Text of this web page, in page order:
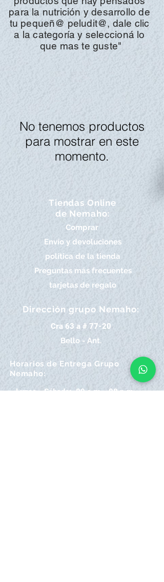
para la nutrición y desarrollo de
tu pequeñ@ peludit@, dale clic
a lacategoría y seleccioná lo
que mas te guste"
No tenemos productos
para mostrar en este
momento.
Tiendas Online
de Nemaho:
Comprar
Envío y devoluciones
política de la tienda
Preguntas más frecuentes
tarjetas de regalo
Dirección grupo Nemaho:
Cra 63 a # 77-20
Bello - Ant.
Horarios de Entrega Grupo
Nemaho:
Lunes - Sábado: 09 a.m.- 08 p.m.